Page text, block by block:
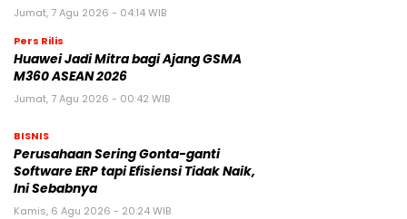
Jumat, 7 Agu 2026 - 04:14 WIB
Pers Rilis
Huawei Jadi Mitra bagi Ajang GSMA
M360 ASEAN 2026
Jumat, 7 Agu 2026 - 00:42 WIB
BISNIS
Perusahaan Sering Gonta-ganti
Software ERP tapi Efisiensi Tidak Naik,
Ini Sebabnya
Kamis, 6 Agu 2026 - 20:24 WIB